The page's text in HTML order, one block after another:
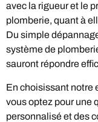
avec la rigueur et le
plomberie, quant à
Du simple
système de
sauront répondre
En choisissant notre
vous optez pour une
personnalisé et des